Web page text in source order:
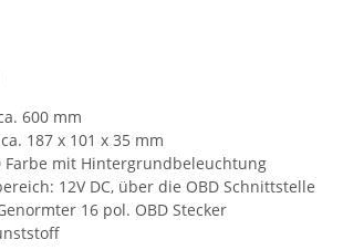
600 mm
187 x 101 x 35 mm
Farbe mit Hintergrundbeleuchtung
12V DC, über die OBD Schnittstelle
16 pol. OBD Stecker